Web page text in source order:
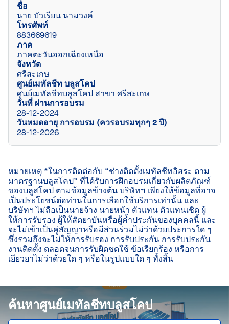
ชื่อ
นาย บัวเรียน นามวงค์
โทรศัพท์
883669619
ภาค
ภาคตะวันออกเฉียงเหนือ
จังหวัด
ศรีสะเกษ
ศูนย์เมทัลชีท บลูสโคป
ศูนย์เมทัลชีทบลูสโคป สาขา ศรีสะเกษ
วันที่ ผ่านการอบรม
28-12-2024
วันหมดอายุ การอบรม (ควรอบรมทุกๆ 2 ปี)
28-12-2026
หมายเหตุ *ในการติดต่อกับ “ช่างติดตั้งเมทัลชีทอิสระ ตาม
มาตรฐานบลูสโคป” ที่ได้รับการฝึกอบรมเกี่ยวกับผลิตภัณฑ์
ของบลูสโคป ตามข้อมูลข้างต้น บริษัทฯ เพียงให้ข้อมูลที่อาจ
เป็นประโยชน์ต่อท่านในการเลือกใช้บริการเท่านั้น และ
บริษัทฯ ไม่ถือเป็นนายจ้าง นายหน้า ตัวแทน ตัวแทนเชิด ผู้
ให้การรับรอง ผู้ให้สัตยาบันหรือผู้ค้ำประกันของบุคคลนี้ และ
จะไม่เข้าเป็นคู่สัญญาหรือมีส่วนร่วมไม่ว่าด้วยประการใด ๆ
ซึ่งรวมถึงจะไม่ให้การรับรอง การรับประกัน การรับประกัน
งานติดตั้ง ตลอดจนการรับผิดชดใช้ ข้อเรียกร้อง หรือการ
เยียวยาไม่ว่าด้วยใด ๆ หรือในรูปแบบใด ๆ ทั้งสิ้น
ค้นหาศูนย์เมทัลชีทบลูสโคป